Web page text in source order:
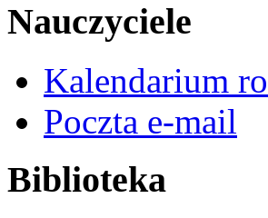
Nauczyciele
Kalendarium
Poczta e-mail
Biblioteka